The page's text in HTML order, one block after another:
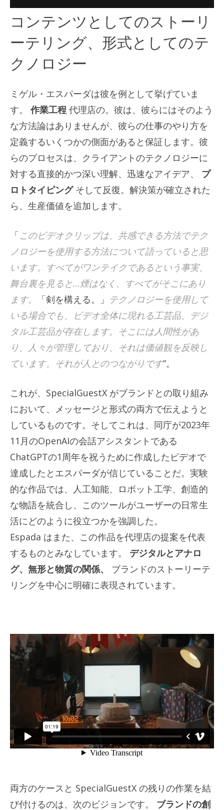
コンテンツとしてのストーリ
ーテリング、形式としてのテ
クノロジー
ミゲル・エスパーダは彼を例として挙げていま
す。 作業工程 代理店の。彼は、彼らにはそのよう
な方法論はありませんが、彼らの仕事のやり方を
定義するいくつかの側面があると保証します。彼
らのプロセスは、クライアントのテクノロジーに
対する直接的かつ深い理解、迅速なアイデア、
プ
ロトタイピングそして反復。解決策が確立された
ら、生産価値を追加します。
「このビデオクリップは、共感できる方法でテク
ノロジーを使用する方法について語っていると思
います。すべてがワンテイクであるという事実、
舞台裏を見ると…煙はなく、すべてがそこにあり
ます。
「剣を構える。」 テクノロジーを使用して
いる場合でも、ビデオ全体に現れる工芸品、デジ
タル工芸品が存在します。そこには人間性があ
り、人々が管理しており、それは価値観を反映し
ています。それが人とのつながりです”。
これが、SpecialGuestX がブランドとの取り組み
において、メッセージと形式の両方で伝えようと
しているものです。そしてこれは、同庁が2023年
11月のOpenAIの会話アシスタントである
ChatGPTの1周年を祝うために作成したビデオで
達成したとエスパーダが信じていることだ。実験
的な作品では、人工知能、ロボット工学、創造的
な物語を統合し、このツールがユーザーの日常生
活にどのように役立つかを強調した。
Espada はまた、この作品を代理店の提案を代表
するものとみなしています。 デジタルとアナロ
グ、無形と物質の関係、
ブランドのストーリーテ
リングを中心に明確に表現されています。
両方のケースと SpecialGuestX の残りの作業を結
び付けるのは、次のビジョンです。
ブランドの創